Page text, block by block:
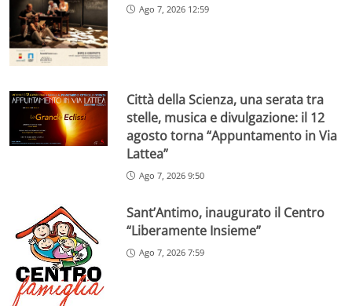
Ago 7, 2026 12:59
Città della Scienza, una serata tra
stelle, musica e divulgazione: il 12
agosto torna “Appuntamento in Via
Lattea”
Ago 7, 2026 9:50
Sant’Antimo, inaugurato il Centro
“Liberamente Insieme”
Ago 7, 2026 7:59